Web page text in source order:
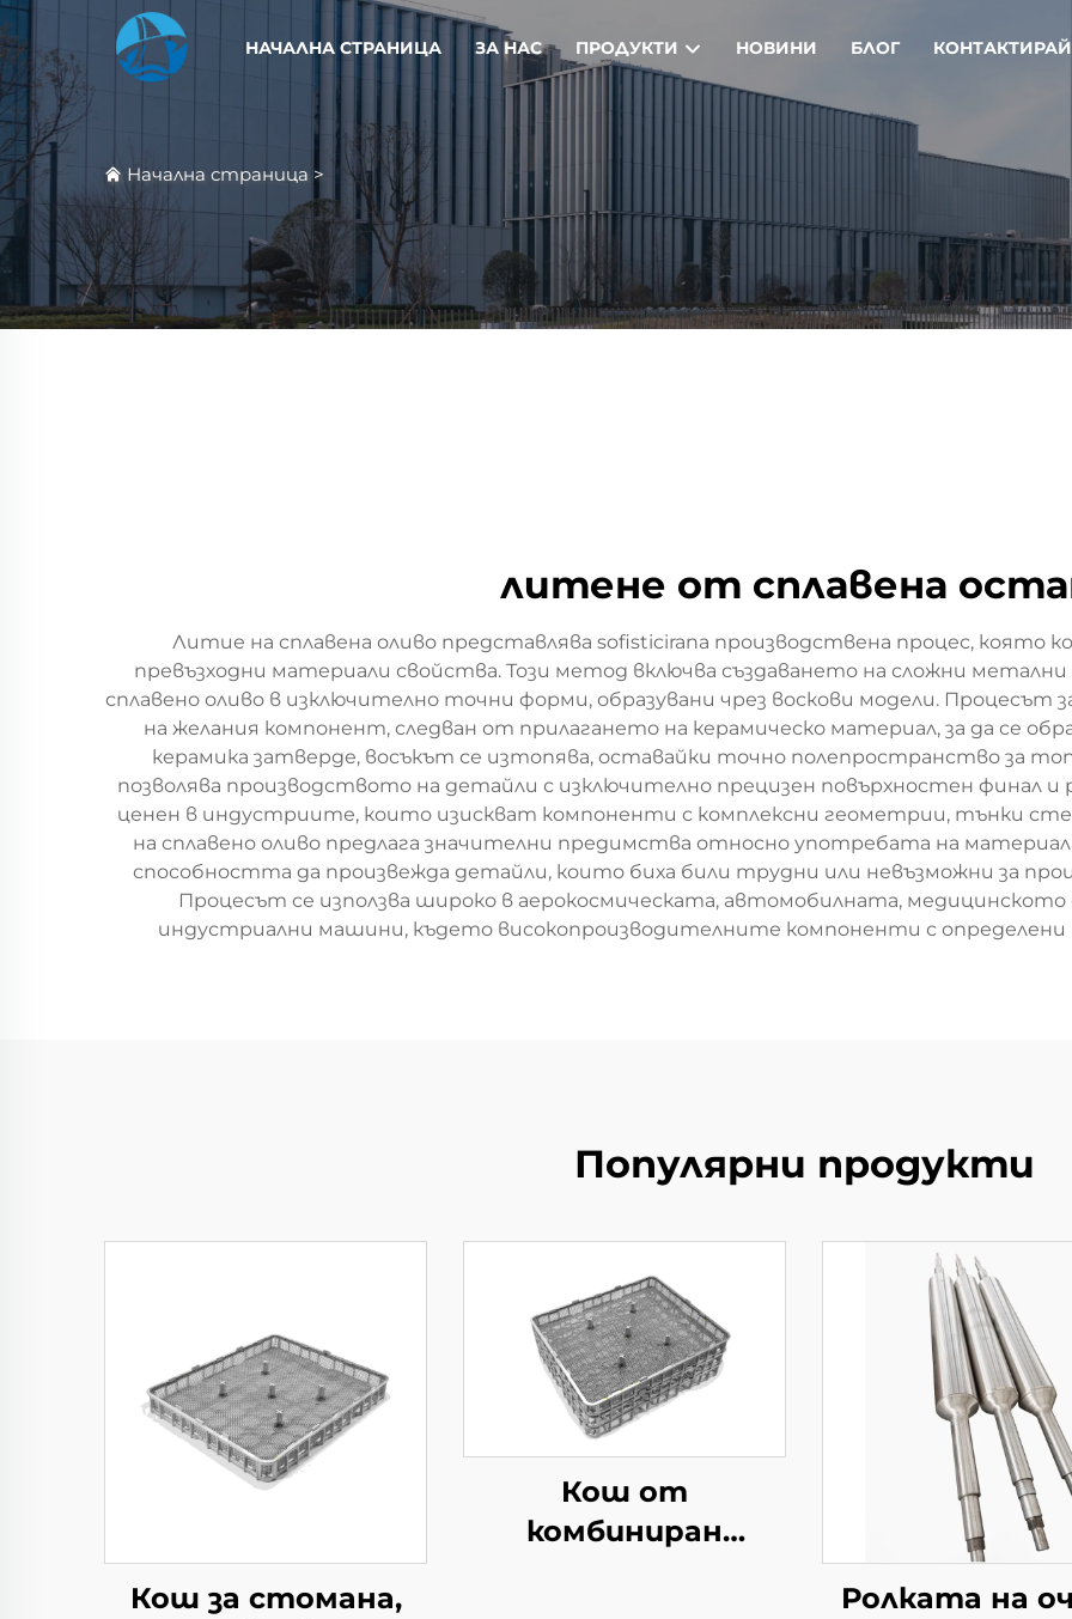
НАЧАЛНА СТРАНИЦА ЗА НАС ПРОДУКТИ НОВИНИ БЛОГ
Начална страница >
литене от сплавена
Литие на сплавена оливо представлява sofisticirana производствена процес, която
превъзходни материали свойства. Този метод включва създаването на сложни
сплавено оливо в изключително точни форми, образувани чрез воскови модели. Процесът
на желания компонент, следван от прилагането на керамическо материал, за да се
керамика затверде, восъкът се изтопява, оставайки точно полепространство за
позволява производството на детайли с изключително прецизен повърхностен финал
ценен в индустриите, които изискват компоненти с комплексни геометрии, тънки
на сплавено оливо предлага значителни предимства относно употребата на
способността да произвежда детайли, които биха били трудни или невъзможни за
Процесът се използва широко в аерокосмическата, автомобилната,
индустриални машини, където високопроизводителните компоненти с определени
Популярни продукти
Кош за стомана,
Кош от
комбиниран
Ролката на